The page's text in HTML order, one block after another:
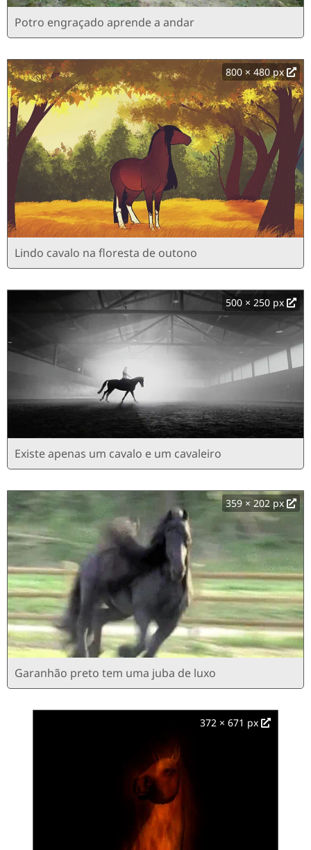
Potro engraçado aprende a andar
800 × 480 px
Lindo cavalo na floresta de outono
500 × 250 px
Existe apenas um cavalo e um cavaleiro
359 × 202 px
Garanhão preto tem uma juba de luxo
372 × 671 px